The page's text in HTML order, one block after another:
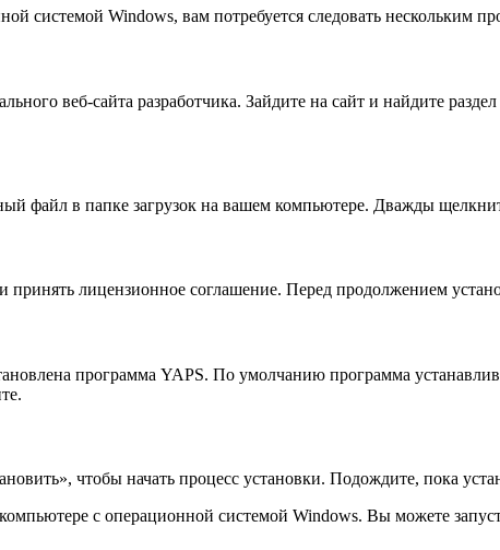
системой Windows, вам потребуется следовать нескольким
веб-сайта разработчика. Зайдите на сайт и найдите
файл в папке загрузок на вашем компьютере. Дважды
принять лицензионное соглашение. Перед продолжением
программа YAPS. По умолчанию программа
чтобы начать процесс установки. Подождите, пока
с операционной системой Windows. Вы можете